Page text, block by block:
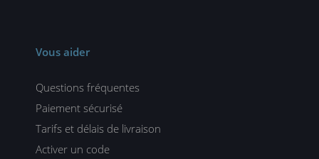
Vous aider
Questions fréquentes
Paiement sécurisé
Tarifs et délais de livraison
Activer un code